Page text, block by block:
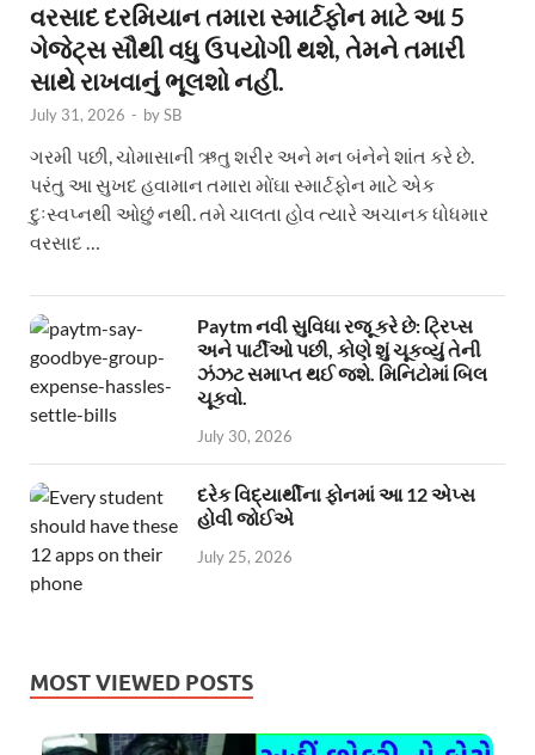
વરસાદ દરમિયાન તમારા સ્માર્ટફોન માટે આ 5
ગેજેટ્સ સૌથી વધુ ઉપયોગી થશે, તેમને તમારી
સાથે રાખવાનું ભૂલશો નહીં.
July 31, 2026 - bySB
ગરમી પછી, ચોમાસાની ઋતુ શરીર અને મન બંનેને શાંત કરે છે.
પરંતુ આ સુખદ હવામાન તમારા મોંઘા સ્માર્ટફોન માટે એક
દુઃસ્વપ્નથી ઓછું નથી. તમે ચાલતા હોવ ત્યારે અચાનક ધોધમાર
વરસાદ …
Paytm નવી સુવિધા રજૂ કરે છે: ટ્રિપ્સ
અને પાર્ટીઓ પછી, કોણે શું ચૂકવ્યું તેની
ઝંઝટ સમાપ્ત થઈ જશે. મિનિટોમાં બિલ
ચૂકવો.
July 30, 2026
દરેક વિદ્યાર્થીના ફોનમાં આ 12 એપ્સ
હોવી જોઈએ
July 25, 2026
MOST VIEWED POSTS